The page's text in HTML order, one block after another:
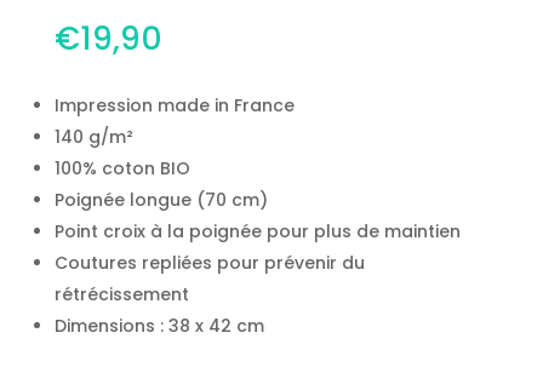
€19,90
Impression made in France
140 g/m²
100% coton BIO
Poignée longue (70 cm)
Point croix à la poignée pour plus de maintien
Coutures repliées pour prévenir du
rétrécissement
Dimensions : 38 x 42 cm